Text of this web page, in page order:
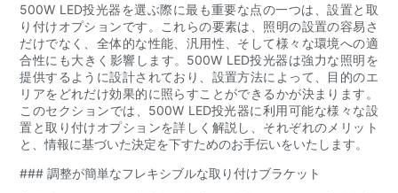
500W LED投光器を選ぶ際に最も重要な点の一つは、設置と取
り付けオプションです。これらの要素は、照明の設置の容易さ
だけでなく、全体的な性能、汎用性、そして様々な環境への適
合性にも大きく影響します。500W LED投光器は強力な照明を
提供するように設計されており、設置方法によって、目的のエ
リアをどれだけ効果的に照らすことができるかが決まります。
このセクションでは、500W LED投光器に利用可能な様々な設
置と取り付けオプションを詳しく解説し、それぞれのメリット
と、情報に基づいた決定を下すためのお手伝いをいたします。
### 調整が簡単なフレキシブルな取り付けブラケット